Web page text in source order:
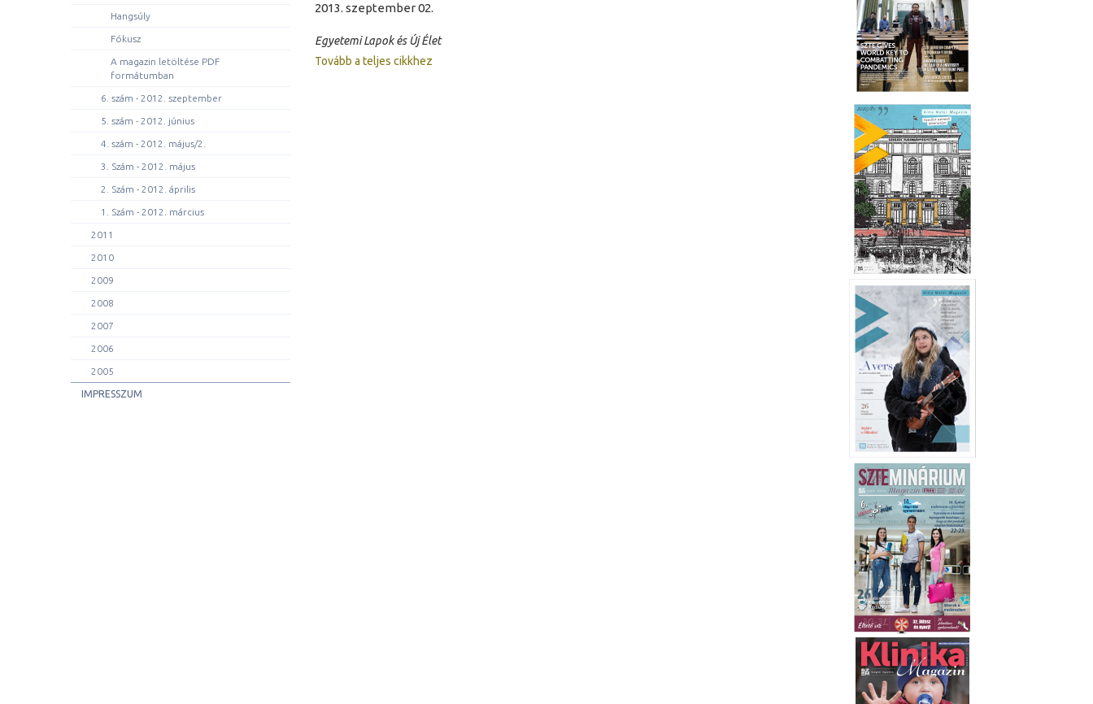
Hangsúly
Fókusz
A magazin letöltése PDF
formátumban
6. szám - 2012. szeptember
5. szám - 2012. június
4. szám - 2012. május/2.
3. Szám - 2012. május
2. Szám - 2012. április
1. Szám - 2012. március
2011
2010
2009
2008
2007
2006
2005
IMPRESSZUM
2013. szeptember 02.
Egyetemi Lapok és Új Élet
Tovább a teljes cikkhez